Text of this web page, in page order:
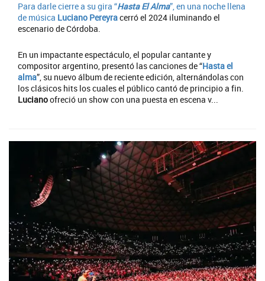
Para darle cierre a su gira “Hasta El Alma”, en una noche llena
de música Luciano Pereyracerró el 2024 iluminando el
escenario de Córdoba.
En un impactante espectáculo, el popular cantante y
compositor argentino, presentó las canciones de “Hasta el
alma”, su nuevo álbum de reciente edición, alternándolas con
los clásicos hits los cuales el público cantó de principio a fin.
Lucianoofreció un show con una puesta en escena v...